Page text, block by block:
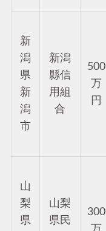
新
潟
県
新
潟
市
新潟
縣信
用組
合
500
万
円
山
梨
県
山梨
県民
300
万